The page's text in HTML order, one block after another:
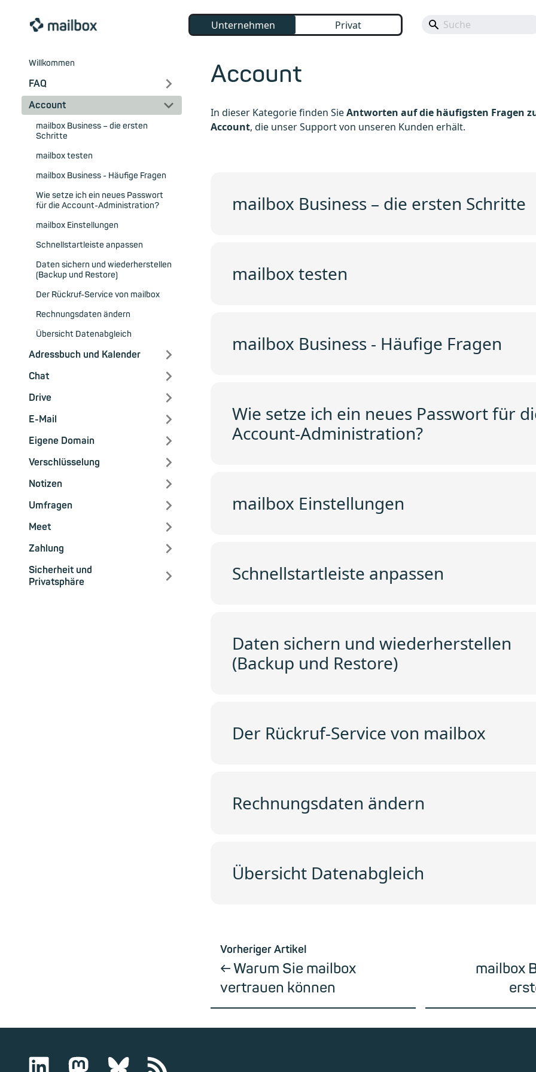
Unternehmen Privat
Willkommen
FAQ
Account
mailbox Business – die ersten
Schritte
mailbox testen
mailbox Business - Häufige Fragen
Wie setze ich ein neues Passwort
für die Account-Administration?
mailbox Einstellungen
Schnellstartleiste anpassen
Daten sichern und wiederherstellen
(Backup und Restore)
Der Rückruf-Service von mailbox
Rechnungsdaten ändern
Übersicht Datenabgleich
Adressbuch und Kalender
Chat
Drive
E-Mail
Eigene Domain
Verschlüsselung
Notizen
Umfragen
Meet
Zahlung
Sicherheit und
Privatsphäre
Account
In dieser Kategorie finden SieAntworten auf die häufigsten Fragen
Account, die unser Support von unseren Kunden erhält.
mailbox Business – die ersten Schritte
mailbox testen
mailbox Business - Häufige Fragen
Wie setze ich ein neues Passwort für
Account-Administration?
mailbox Einstellungen
Schnellstartleiste anpassen
Daten sichern und wiederherstellen
(Backup und Restore)
Der Rückruf-Service von mailbox
Rechnungsdaten ändern
Übersicht Datenabgleich
Vorheriger Artikel
Warum Sie mailbox
vertrauen können
mailbox